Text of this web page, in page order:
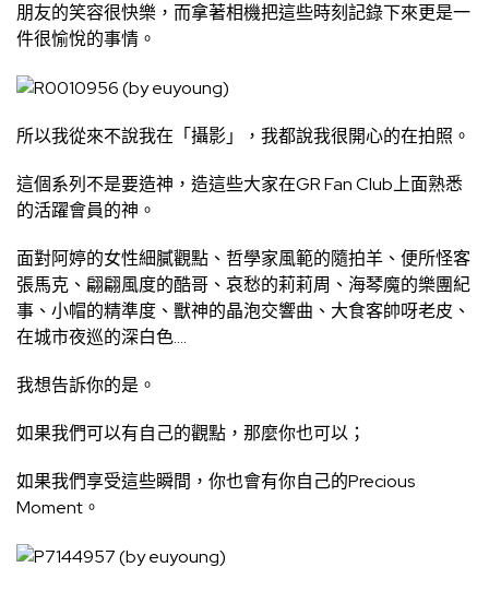
朋友的笑容很快樂，而拿著相機把這些時刻記錄下來更是一
件很愉悅的事情。
所以我從來不說我在「攝影」，我都說我很開心的在拍照。
這個系列不是要造神，造這些大家在GR Fan Club上面熟悉
的活躍會員的神。
面對阿婷的女性細膩觀點、哲學家風範的隨拍羊、便所怪客
張馬克、翩翩風度的酷哥、哀愁的莉莉周、海琴魔的樂團紀
事、小帽的精準度、獸神的晶泡交響曲、大食客帥呀老皮、
在城市夜巡的深白色….
我想告訴你的是。
如果我們可以有自己的觀點，那麼你也可以；
如果我們享受這些瞬間，你也會有你自己的Precious
Moment。